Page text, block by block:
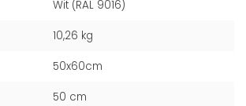
Wit (RAL 9016)
10,26 kg
50x60cm
50 cm